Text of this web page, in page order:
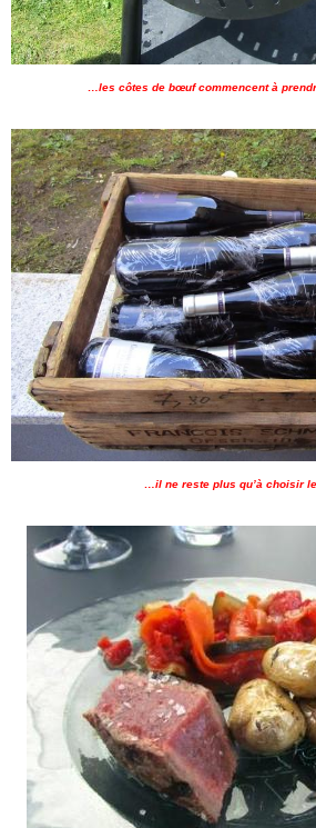
…les côtes de bœuf commencent à
…il ne reste plus qu’à choisir